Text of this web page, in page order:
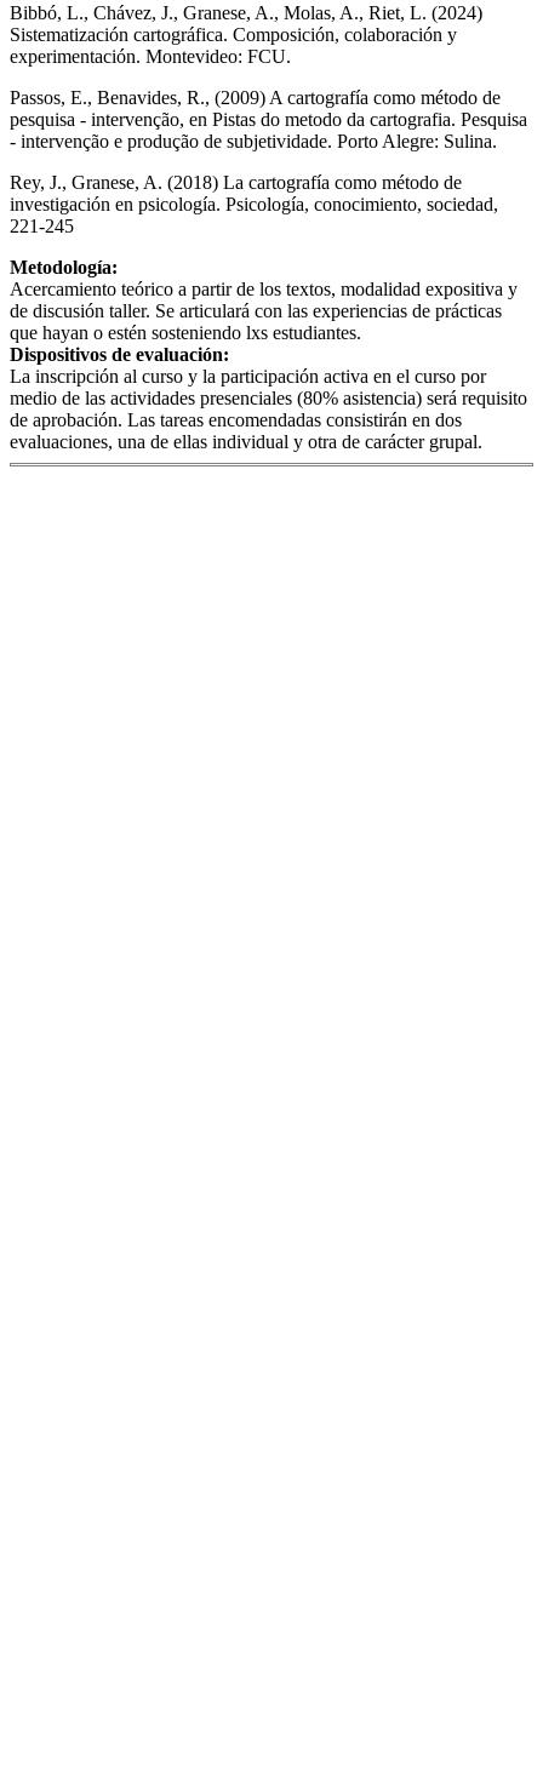
Bibbó, L., Chávez, J., Granese, A., Molas, A., Riet, L. (2024)
Sistematización cartográfica. Composición, colaboración y
experimentación. Montevideo: FCU.
Passos, E., Benavides, R., (2009) A cartografía como método de
pesquisa - intervenção, en Pistas do metodo da cartografia. Pesquisa
- intervenção e produção de subjetividade. Porto Alegre: Sulina.
Rey, J., Granese, A. (2018) La cartografía como método de
investigación en psicología. Psicología, conocimiento, sociedad,
221-245
Metodología:
Acercamiento teórico a partir de los textos, modalidad expositiva y
de discusión taller. Se articulará con las experiencias de prácticas
que hayan o estén sosteniendo lxs estudiantes.
Dispositivos de evaluación:
La inscripción al curso y la participación activa en el curso por
medio de las actividades presenciales (80% asistencia) será requisito
de aprobación. Las tareas encomendadas consistirán en dos
evaluaciones, una de ellas individual y otra de carácter grupal.